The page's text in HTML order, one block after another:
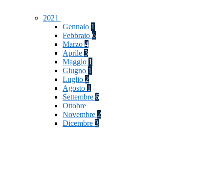
2021
Gennaio 1
Febbraio 6
Marzo 4
Aprile 3
Maggio 1
Giugno 1
Luglio 2
Agosto 1
Settembre 6
Ottobre
Novembre 2
Dicembre 3